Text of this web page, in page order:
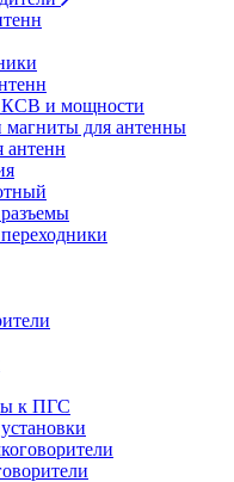
КСВ и мощности
магниты для антенны
антенн
к ПГС